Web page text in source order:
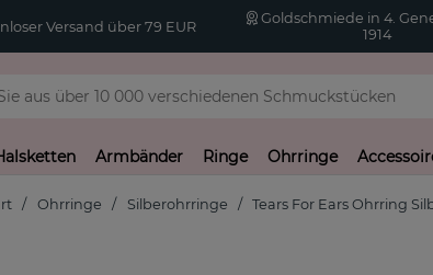
Versand über 79 EUR
Goldschmiede in 4.
1914
Armbänder Ringe Ohrringe
Ohrringe Silberohrringe Tears For Ears Ohrring